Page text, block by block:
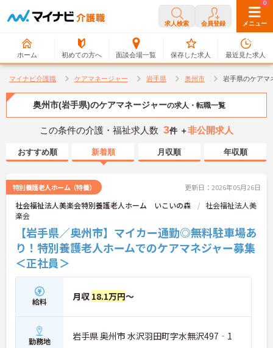
求人検索 会員登録 メニュー
ホーム 初めての方へ 面談会場一覧
0
保存した求人
0
最近見た求人
マイナビ介護職 ケアマネージャー 岩手県 奥州市 岩手県のケアマ
奥州市(岩手県)のケアマネージャーの求人・転職一覧
この条件の介護・福祉求人数 3件 ＋非公開求人
おすすめ順 新着順 月収順 年収順
特別養護老人ホーム（特養） 更新日：2026年05月26日
社会福祉法人美楽会特別養護老人ホーム いこいの森
社会福祉法人美
楽会
【岩手県／奥州市】マイカー通勤◎無料駐車場あ
り！特別養護老人ホームでのケアマネジャー募集
＜正社員＞
給料 月収 18.1万円～
勤務地 岩手県 奥州市 水沢羽田町字水無沢497‐1